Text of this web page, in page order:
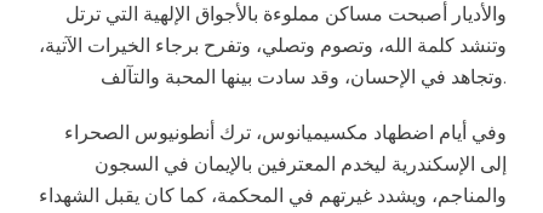
والأديار أصبحت مساكن مملوءة بالأجواق الإلهية التي ترتل
وتنشد كلمة الله، وتصوم وتصلي، وتفرح برجاء الخيرات الآتية،
وتجاهد في الإحسان، وقد سادت بينها المحبة والتآلف.
وفي أيام اضطهاد مكسيميانوس، ترك أنطونيوس الصحراء
إلى الإسكندرية ليخدم المعترفين بالإيمان في السجون
والمناجم، ويشدد غيرتهم في المحكمة، كما كان يقبل الشهداء